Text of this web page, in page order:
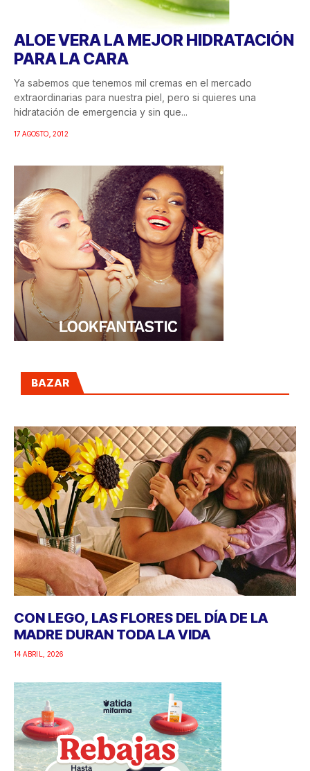
ALOE VERA LA MEJOR HIDRATACIÓN
PARA LA CARA
Ya sabemos que tenemos mil cremas en el mercado
extraordinarias para nuestra piel, pero si quieres una
hidratación de emergencia y sin que...
17 AGOSTO, 2012
BAZAR
CON LEGO, LAS FLORES DEL DÍA DE LA
MADRE DURAN TODA LA VIDA
14 ABRIL, 2026